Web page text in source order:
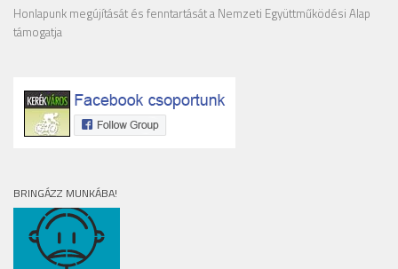
Honlapunk megújítását és fenntartását a Nemzeti Együttműködési Alap
támogatja
BRINGÁZZ MUNKÁBA!